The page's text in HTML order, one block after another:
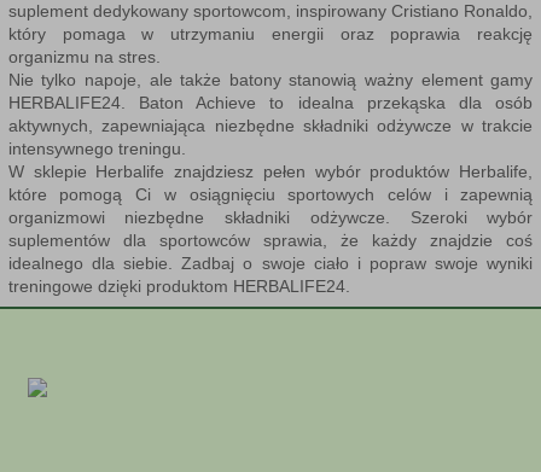
suplement dedykowany sportowcom, inspirowany Cristiano Ronaldo,
który pomaga w utrzymaniu energii oraz poprawia reakcję
organizmu na stres.
Nie tylko napoje, ale także batony stanowią ważny element gamy
HERBALIFE24. Baton Achieve to idealna przekąska dla osób
aktywnych, zapewniająca niezbędne składniki odżywcze w trakcie
intensywnego treningu.
W sklepie Herbalife znajdziesz pełen wybór produktów Herbalife,
które pomogą Ci w osiągnięciu sportowych celów i zapewnią
organizmowi niezbędne składniki odżywcze. Szeroki wybór
suplementów dla sportowców sprawia, że każdy znajdzie coś
idealnego dla siebie. Zadbaj o swoje ciało i popraw swoje wyniki
treningowe dzięki produktom HERBALIFE24.